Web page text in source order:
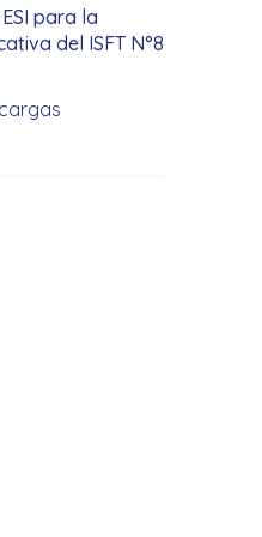
para la
del ISFT N°8